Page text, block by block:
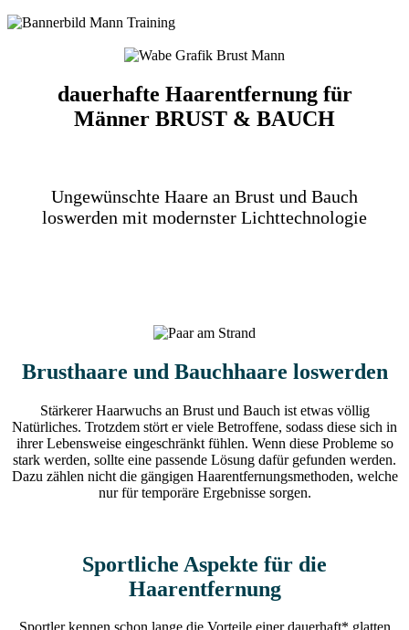
dauerhafte Haarentfernung für
Männer BRUST & BAUCH
Ungewünschte Haare an Brust und Bauch
loswerden mit modernster Lichttechnologie
Brusthaare und Bauchhaare loswerden
Stärkerer Haarwuchs an Brust und Bauch ist etwas völlig
Natürliches. Trotzdem stört er viele Betroffene, sodass diese sich in
ihrer Lebensweise eingeschränkt fühlen. Wenn diese Probleme so
stark werden, sollte eine passende Lösung dafür gefunden werden.
Dazu zählen nicht die gängigen Haarentfernungsmethoden, welche
nur für temporäre Ergebnisse sorgen.
Sportliche Aspekte für die
Haarentfernung